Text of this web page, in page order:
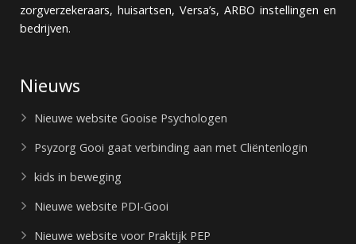
zorgverzekeraars, huisartsen, Versa’s, ARBO instellingen en
bedrijven.
Nieuws
Nieuwe website Gooise Psychologen
Psyzorg Gooi gaat verbinding aan met Cliëntenlogin
kids in beweging
Nieuwe website PDI-Gooi
Nieuwe website voor Praktijk PEP